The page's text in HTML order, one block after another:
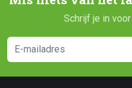
Schrijf je in